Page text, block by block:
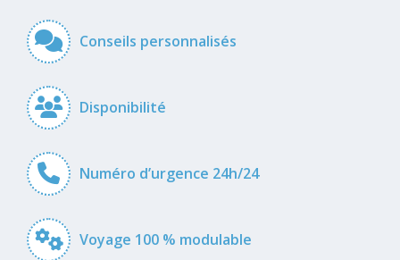
Conseils personnalisés
Disponibilité
Numéro d’urgence 24h/24
Voyage 100 % modulable